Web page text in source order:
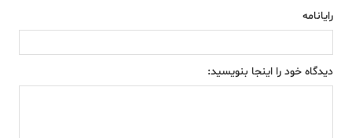
رایانامه
دیدگاه خود را اینجا بنویسید: